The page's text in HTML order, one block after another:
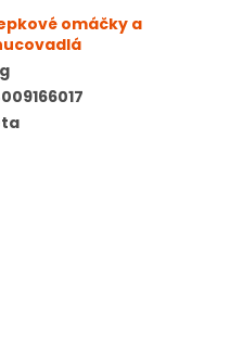
omáčky a